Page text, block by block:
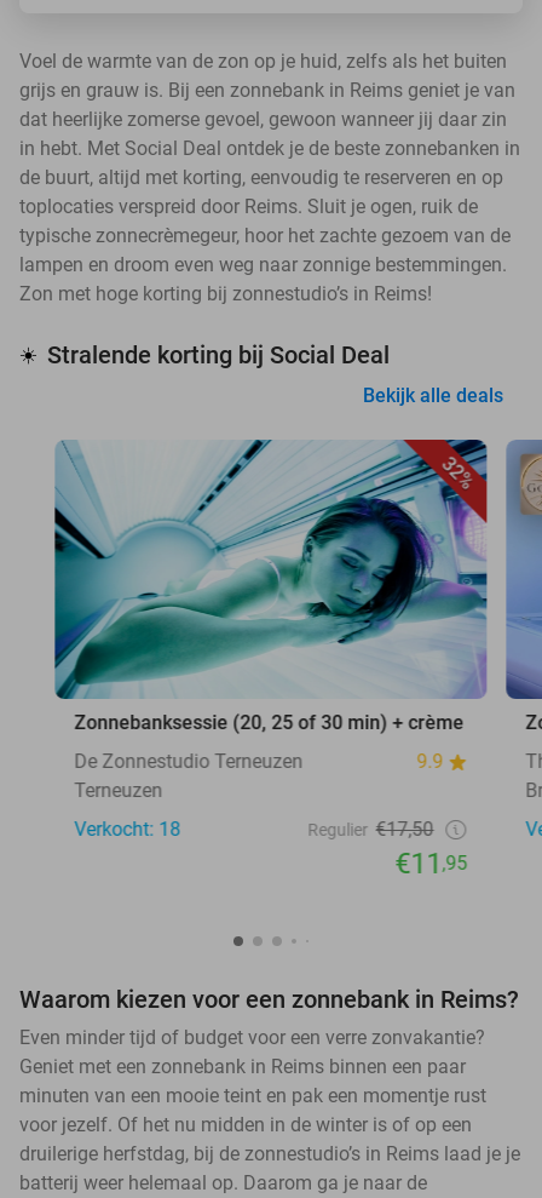
Voel de warmte van de zon op je huid, zelfs als het buiten
grijs en grauw is. Bij een zonnebank in Reims geniet je van
dat heerlijke zomerse gevoel, gewoon wanneer jij daar zin
in hebt. Met Social Deal ontdek je de beste zonnebanken in
de buurt, altijd met korting, eenvoudig te reserveren en op
toplocaties verspreid door Reims. Sluit je ogen, ruik de
typische zonnecrèmegeur, hoor het zachte gezoem van de
lampen en droom even weg naar zonnige bestemmingen.
Zon met hoge korting bij zonnestudio’s in Reims!
☀️ Stralende korting bij Social Deal
Bekijk alle deals
32%
Zonnebanksessie (20, 25 of 30 min) + crème
De Zonnestudio Terneuzen
9.9
Terneuzen
Verkocht: 18
Regulier €17,50
€11,95
Waarom kiezen voor een zonnebank in Reims?
Even minder tijd of budget voor een verre zonvakantie?
Geniet met een zonnebank in Reims binnen een paar
minuten van een mooie teint en pak een momentje rust
voor jezelf. Of het nu midden in de winter is of op een
druilerige herfstdag, bij de zonnestudio’s in Reims laad je je
batterij weer helemaal op. Daarom ga je naar de